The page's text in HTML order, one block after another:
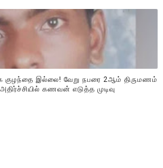
குழந்தை இல்லை! வேறு நபரை 2ஆம் திருமணம்
கணவன் எடுத்த முடிவு